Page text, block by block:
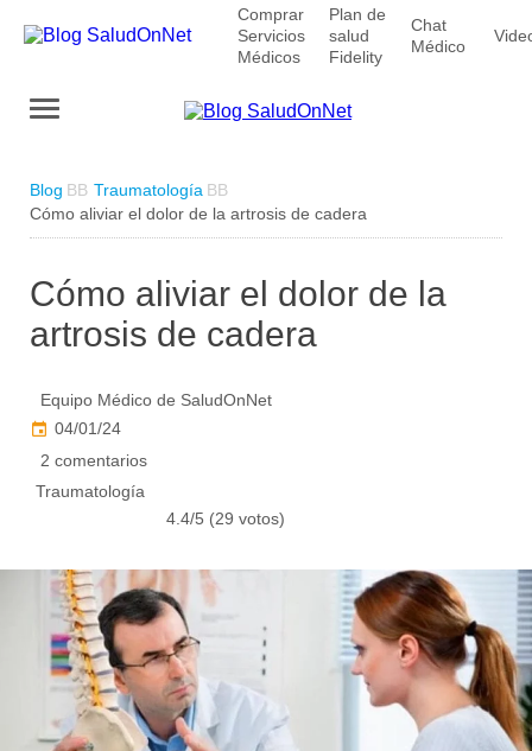
Comprar
Servicios
Médicos
Plan de
salud
Fidelity
Chat
Médico
Blog
Traumatología
Cómo aliviar el dolor de la artrosis de cadera
Cómo aliviar el dolor de la
artrosis de cadera
Equipo Médico de SaludOnNet
04/01/24
2 comentarios
Traumatología
4.4/5 (29 votos)